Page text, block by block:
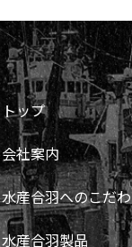
トップ
会社案内
水産合羽へのこだ
水産合羽製品